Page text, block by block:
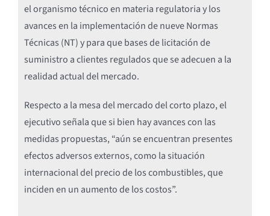
el organismo técnico en materia regulatoria y los
avances en la implementación de nueve Normas
Técnicas (NT) y para que bases de licitación de
suministro a clientes regulados que se adecuen a la
realidad actual del mercado.
Respecto a la mesa del mercado del corto plazo, el
ejecutivo señala que si bien hay avances con las
medidas propuestas, “aún se encuentran presentes
efectos adversos externos, como la situación
internacional del precio de los combustibles, que
inciden en un aumento de los costos”.